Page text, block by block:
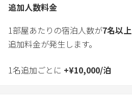
追加人数料金
1部屋あたりの宿泊人数が7名以上
追加料金が発生します。
1名追加ごとに +¥10,000/泊